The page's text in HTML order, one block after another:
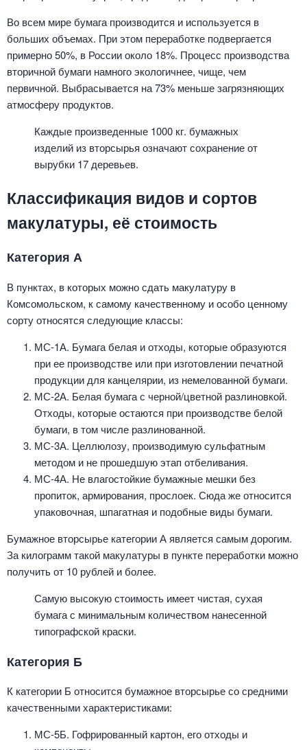
Во всем мире бумага производится и используется в
больших объемах. При этом переработке подвергается
примерно 50%, в России около 18%. Процесс производства
вторичной бумаги намного экологичнее, чище, чем
первичной. Выбрасывается на 73% меньше загрязняющих
атмосферу продуктов.
Каждые произведенные 1000 кг. бумажных
изделий из вторсырья означают сохранение от
вырубки 17 деревьев.
Классификация видов и сортов
макулатуры, её стоимость
Категория А
В пунктах, в которых можно сдать макулатуру в
Комсомольском, к самому качественному и особо ценному
сорту относятся следующие классы:
МС-1А. Бумага белая и отходы, которые образуются
при ее производстве или при изготовлении печатной
продукции для канцелярии, из немелованной бумаги.
МС-2А. Белая бумага с черной/цветной разлиновкой.
Отходы, которые остаются при производстве белой
бумаги, в том числе разлинованной.
МС-3А. Целлюлозу, производимую сульфатным
методом и не прошедшую этап отбеливания.
МС-4А. Не влагостойкие бумажные мешки без
пропиток, армирования, прослоек. Сюда же относится
упаковочная, шпагатная и подобные виды бумаги.
Бумажное вторсырье категории А является самым дорогим.
За килограмм такой макулатуры в пункте переработки можно
получить от 10 рублей и более.
Самую высокую стоимость имеет чистая, сухая
бумага с минимальным количеством нанесенной
типографской краски.
Категория Б
К категории Б относится бумажное вторсырье со средними
качественными характеристиками:
МС-5Б. Гофрированный картон, его отходы и